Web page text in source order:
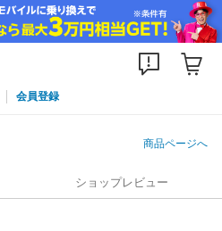
会員登録
商品ページへ
ショップレビュー